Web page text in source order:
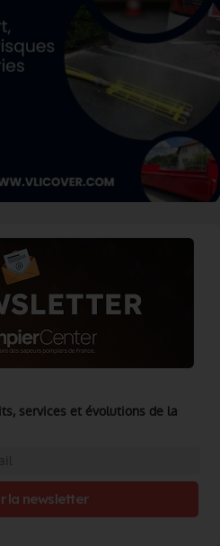
services et évolutions de la
la newsletter